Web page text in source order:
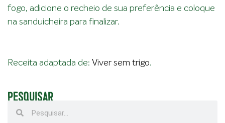
fogo, adicione o recheio de sua preferência e coloque
na sanduicheira para finalizar.
Receita adaptada de: Viver sem trigo.
PESQUISAR